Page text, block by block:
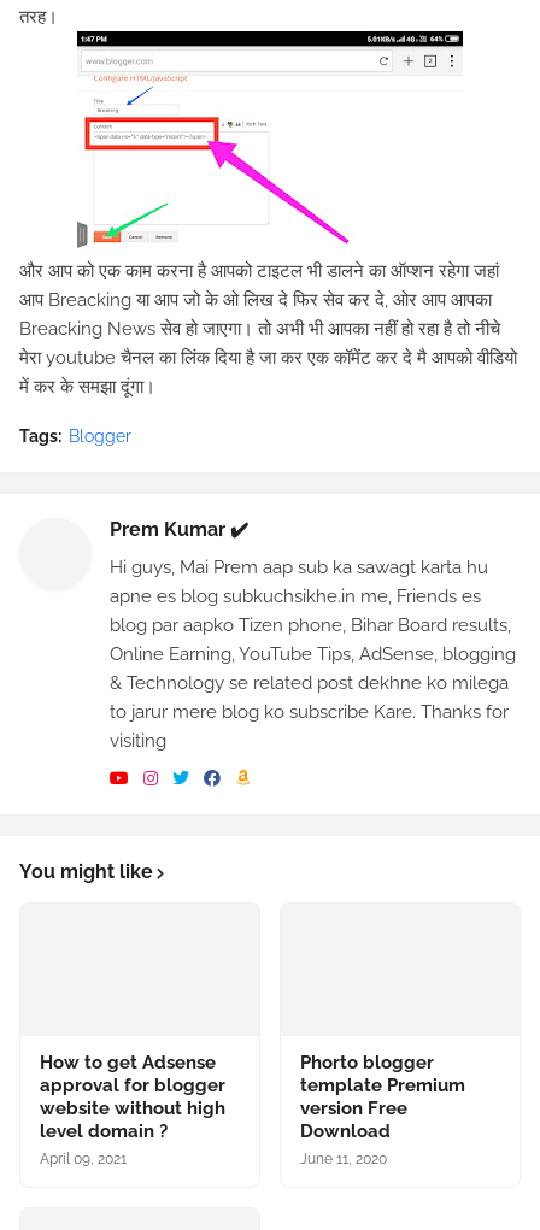
तरह।
और आप को एक काम करना है आपको टाइटल भी डालने का ऑप्शन रहेगा जहां
आप Breacking या आप जो के ओ लिख दे फिर सेव कर दे, ओर आप आपका
Breacking News सेव हो जाएगा। तो अभी भी आपका नहीं हो रहा है तो नीचे
मेरा youtube चैनल का लिंक दिया है जा कर एक कॉमेंट कर दे मै आपको वीडियो
में कर के समझा दूंगा।
Tags: Blogger
Prem Kumar ✔️
Hi guys, Mai Prem aap sub ka sawagt karta hu
apne es blog subkuchsikhe.in me, Friends es
blog par aapko Tizen phone, Bihar Board results,
Online Earning, YouTube Tips, AdSense, blogging
& Technology se related post dekhne ko milega
to jarur mere blog ko subscribe Kare. Thanks for
visiting
You might like
How to get Adsense
approval for blogger
website without high
level domain ?
April 09, 2021
Phorto blogger
template Premium
version Free
Download
June 11, 2020